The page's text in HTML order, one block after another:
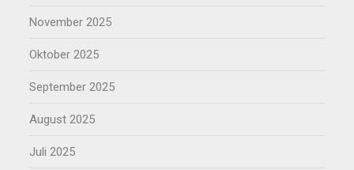
November 2025
Oktober 2025
September 2025
August 2025
Juli 2025